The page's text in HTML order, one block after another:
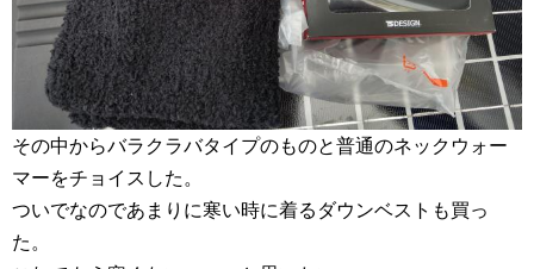
その中からバラクラバタイプのものと普通のネックウォー
マーをチョイスした。
ついでなのであまりに寒い時に着るダウンベストも買っ
た。